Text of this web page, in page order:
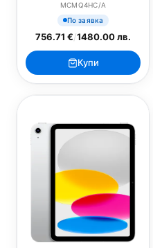
MCMQ4HC/A
По заявка
756.71 €/1480.00 лв.
Купи